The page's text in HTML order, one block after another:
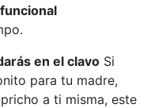
en el clavo Si
para tu madre,
a ti misma, este